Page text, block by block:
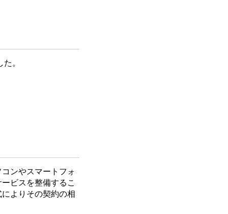
。
ンやスマートフォ
ビスを整備するこ
よりその契約の相